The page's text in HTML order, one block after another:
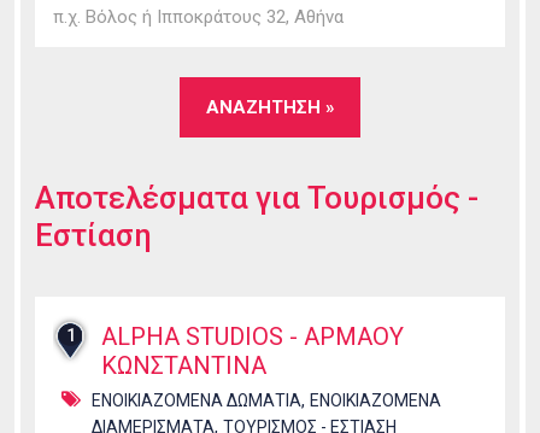
Αποτελέσματα για Τουρισμός -
Εστίαση
1
ALPHA STUDIOS - ΑΡΜΑΟΥ
ΚΩΝΣΤΑΝΤΙΝΑ
ΕΝΟΙΚΙΑΖΟΜΕΝΑ ΔΩΜΑΤΙΑ, ΕΝΟΙΚΙΑΖΟΜΕΝΑ
ΔΙΑΜΕΡΙΣΜΑΤΑ, ΤΟΥΡΙΣΜΟΣ - ΕΣΤΙΑΣΗ